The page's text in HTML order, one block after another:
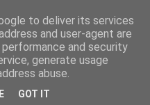
Point é Nomeada Líder e
to deliver its services
and user-agent are
and security
generate usage
abuse.
GOT IT